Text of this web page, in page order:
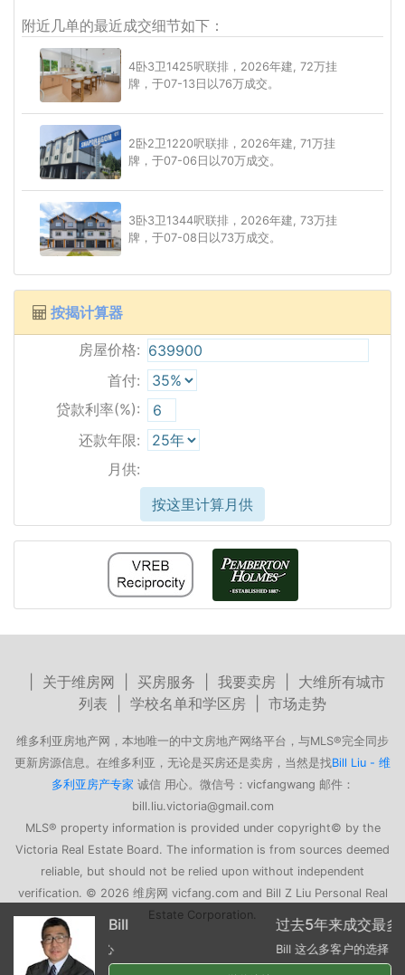
附近几单的最近成交细节如下：
4卧3卫1425呎联排，2026年建, 72万挂
牌，于07-13日以76万成交。
2卧2卫1220呎联排，2026年建, 71万挂
牌，于07-06日以70万成交。
3卧3卫1344呎联排，2026年建, 73万挂
牌，于07-08日以73万成交。
按揭计算器
房屋价格:
首付:
贷款利率(%):
还款年限:
月供:
按这里计算月供
关于维房网 买房服务 我要卖房
大维所有城市
列表
学校名单和学区房 市场走势
维多利亚房地产网，本地唯一的中文房地产网络平台，与MLS®完全同步
更新房源信息。在维多利亚，无论是买房还是卖房，当然是找Bill Liu - 维
多利亚房产专家 诚信 用心。微信号：vicfangwang 邮件：
bill.liu.victoria@gmail.com
MLS® property information is provided under copyright© by the
Victoria Real Estate Board. The information is from sources deemed
reliable, but should not be relied upon without independent
verification. © 2026 维房网 vicfang.com and Bill Z Liu Personal Real
Estate Corporation.
过去5年来成交最多的华人经纪
Bill 这么多客户的选择 没错！